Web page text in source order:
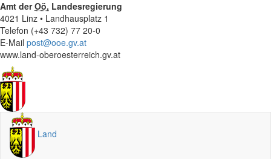
Amt derOö. Landesregierung
4021 Linz • Landhausplatz 1
Telefon (+43 732) 77 20-0
E-Mail post@ooe.gv.at
www.land-oberoesterreich.gv.at
Land